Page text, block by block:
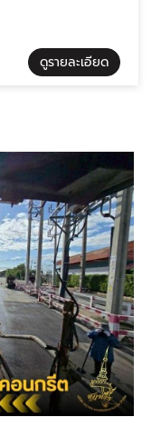
ดูรายละเอียด